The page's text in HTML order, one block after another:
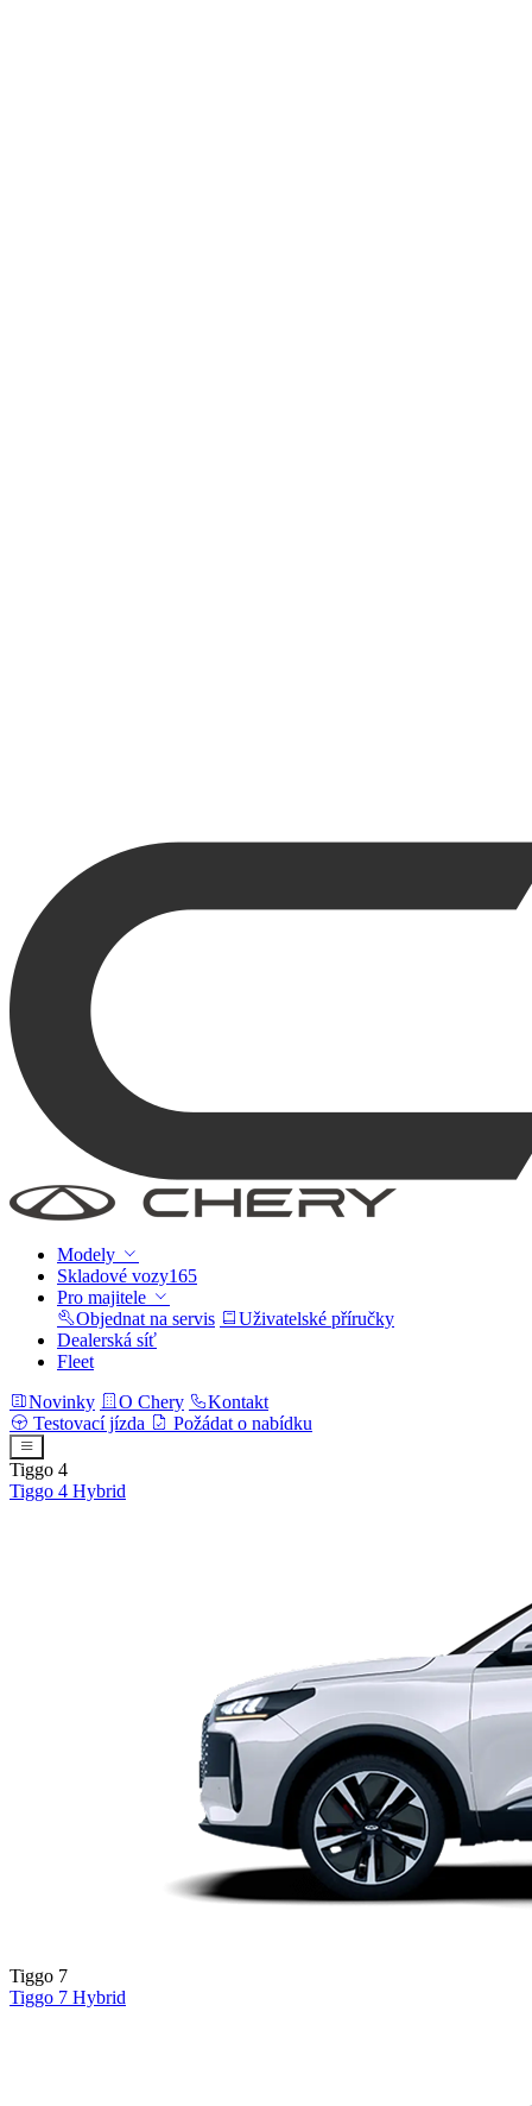
Modely
Skladové vozy165
Pro majitele
Objednat na servis
Uživatelské příručky
Dealerská síť
Fleet
Novinky
O Chery
Kontakt
Testovací jízda
Požádat o nabídku
Tiggo 4
Tiggo 4 Hybrid
Tiggo 7
Tiggo 7 Hybrid